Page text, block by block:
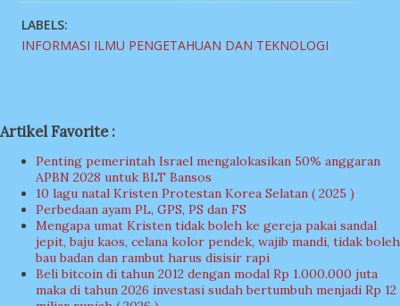
LABELS:
INFORMASI ILMU PENGETAHUAN DAN TEKNOLOGI
Artikel Favorite :
Penting pemerintah Israel mengalokasikan 50% anggaran
APBN 2028 untuk BLT Bansos
10 lagu natal Kristen Protestan Korea Selatan ( 2025 )
Perbedaan ayam PL, GPS, PS dan FS
Mengapa umat Kristen tidak boleh ke gereja pakai sandal
jepit, baju kaos, celana kolor pendek, wajib mandi, tidak boleh
bau badan dan rambut harus disisir rapi
Beli bitcoin di tahun 2012 dengan modal Rp 1.000.000 juta
maka di tahun 2026 investasi sudah bertumbuh menjadi Rp 12